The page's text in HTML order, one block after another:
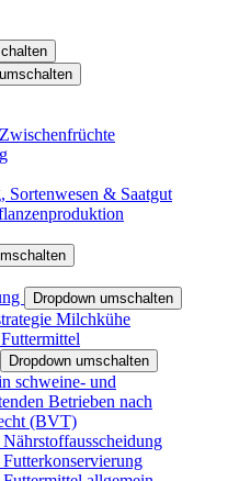
Sortenwesen & Saatgut
Dropdown umschalten
Milchkühe
Dropdown umschalten
schweine- und
Betrieben nach
(BVT)